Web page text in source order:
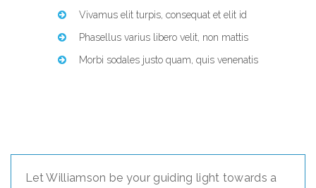
Vivamus elit turpis, consequat et elit id
Phasellus varius libero velit, non mattis
Morbi sodales justo quam, quis venenatis
Let Williamson be your guiding light towards a